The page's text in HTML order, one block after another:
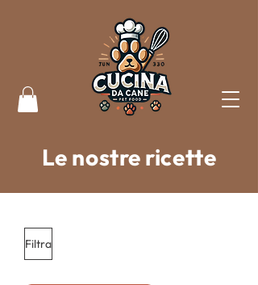
Le nostre ricette
Filtra